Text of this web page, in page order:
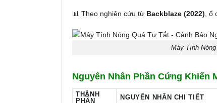
📊 Theo nghiên cứu từ Backblaze (2022), ổ
Máy Tính
Nguyên Nhân Phần Cứng Khiến
THÀNH
PHẦN
NGUYÊN NHÂN CHI TIẾT